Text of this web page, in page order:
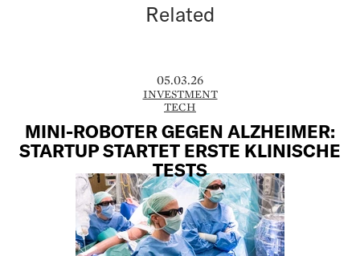
Related
05.03.26
INVESTMENT
TECH
MINI-ROBOTER GEGEN ALZHEIMER:
STARTUP STARTET ERSTE KLINISCHE
TESTS